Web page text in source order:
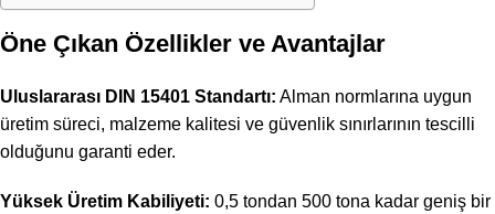
Öne Çıkan Özellikler ve Avantajlar
Uluslararası DIN 15401 Standartı: Alman normlarına uygun
üretim süreci, malzeme kalitesi ve güvenlik sınırlarının tescilli
olduğunu garanti eder.
Yüksek Üretim Kabiliyeti: 0,5 tondan 500 tona kadar geniş bir